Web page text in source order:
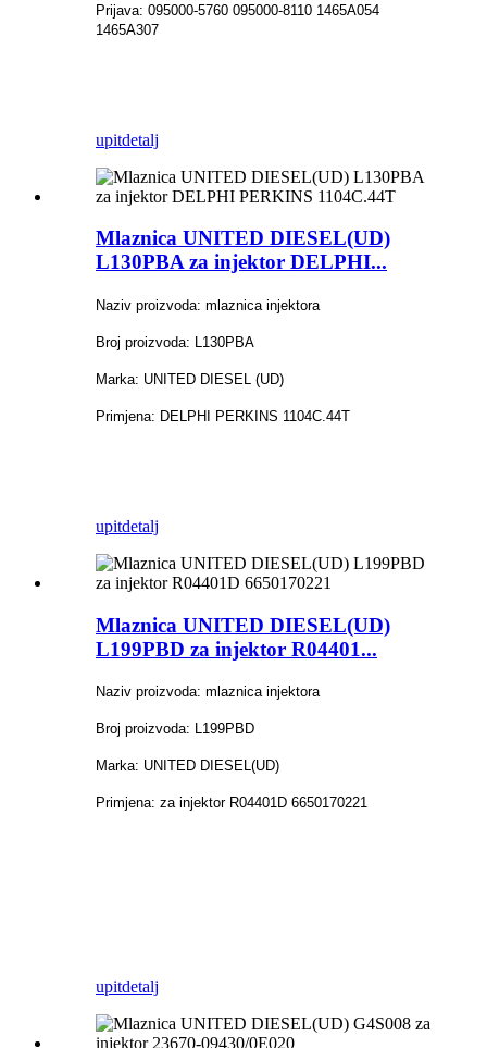
Prijava: 095000-5760 095000-8110 1465A054
1465A307
upitdetalj
Mlaznica UNITED DIESEL(UD)
L130PBA za injektor DELPHI...
Naziv proizvoda: mlaznica injektora
Broj proizvoda: L130PBA
Marka: UNITED DIESEL (UD)
Primjena: DELPHI PERKINS 1104C.44T
upitdetalj
Mlaznica UNITED DIESEL(UD)
L199PBD za injektor R04401...
Naziv proizvoda: mlaznica injektora
Broj proizvoda: L199PBD
Marka: UNITED DIESEL(UD)
Primjena: za injektor R04401D 6650170221
upitdetalj